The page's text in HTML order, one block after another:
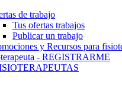
de trabajo
Tus ofertas trabajos
Publicar un trabajo
y Recursos para
- REGISTRARME